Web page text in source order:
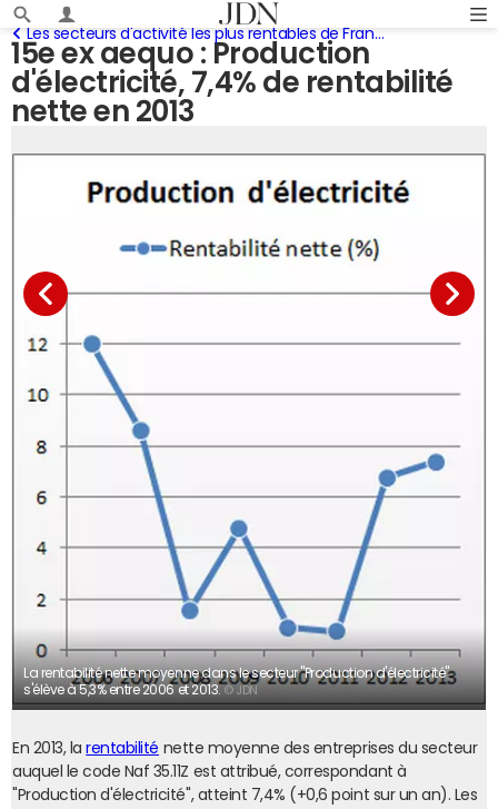
15e ex aequo : Production
d'électricité, 7,4% de rentabilité
nette en 2013
Les secteurs d'activité les plus rentables de France
La rentabilité nette moyenne dans le secteur "Production d'électricité"
s'élève à 5,3% entre 2006 et 2013. © JDN
En 2013, larentabilité nette moyenne des entreprises du secteur
auquel le code Naf 35.11Z est attribué, correspondant à
"Production d'électricité", atteint 7,4% (+0,6 point sur un an). Les